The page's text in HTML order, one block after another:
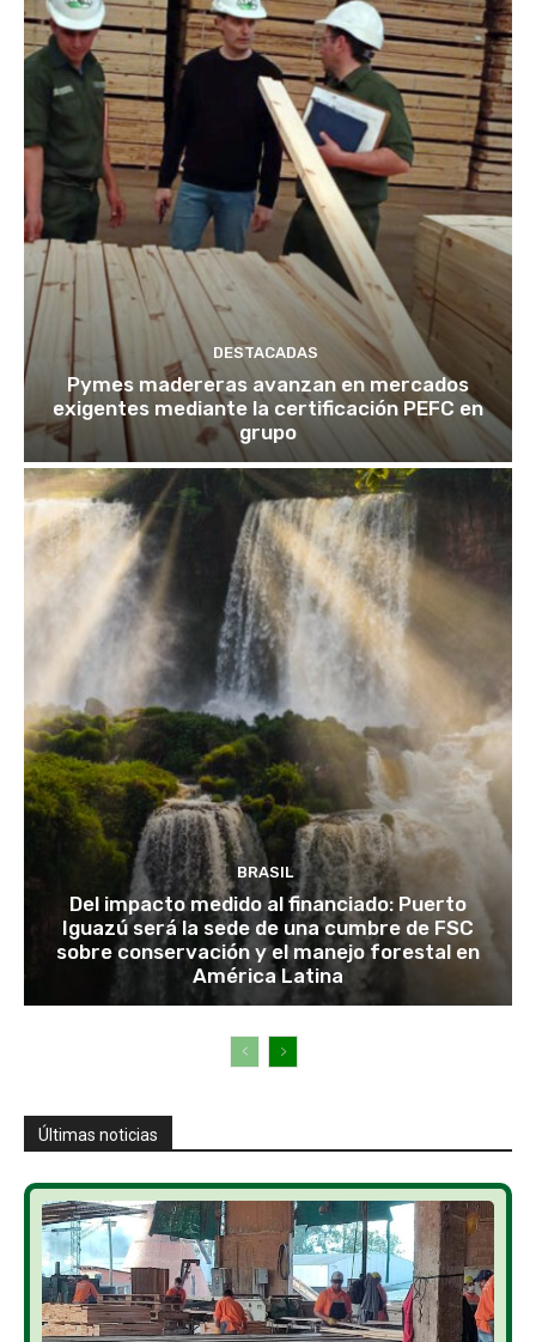
DESTACADAS
Pymes madereras avanzan en mercados
exigentes mediante la certificación PEFC en
grupo
BRASIL
Del impacto medido al financiado: Puerto
Iguazú será la sede de una cumbre de FSC
sobre conservación y el manejo forestal en
América Latina
Últimas noticias